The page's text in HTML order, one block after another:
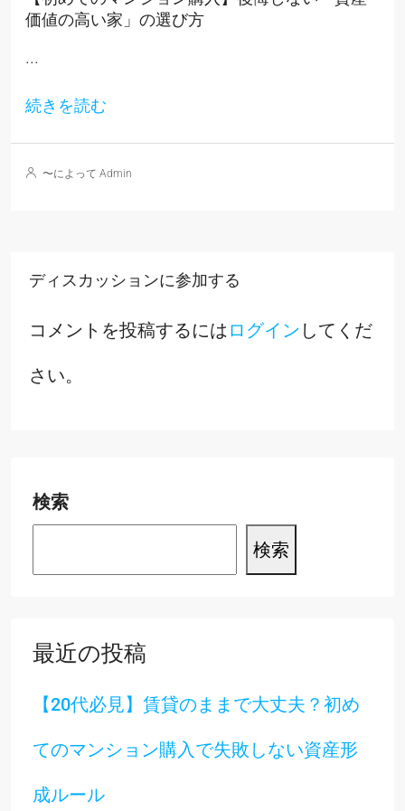
価値の高い家」の選び方
...
続きを読む
〜によって Admin
ディスカッションに参加する
コメントを投稿するには ログイン してくだ
さい。
検索
検索
最近の投稿
【20代必見】賃貸のままで大丈夫？初め
てのマンション購入で失敗しない資産形
成ルール